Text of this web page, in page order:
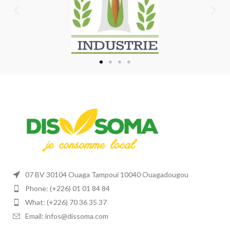
07 BV 30104 Ouaga Tampoui 10040 Ouagadougou
Phone: (+226) 01 01 84 84
What: (+226) 70 36 35 37
Email: infos@dissoma.com